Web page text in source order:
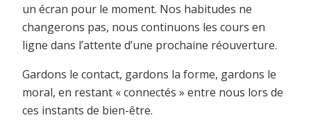
un écran pour le moment. Nos habitudes ne
changerons pas, nous continuons les cours en
ligne dans l’attente d’une prochaine réouverture.
Gardons le contact, gardons la forme, gardons le
moral, en restant « connectés » entre nous lors de
ces instants de bien-être.